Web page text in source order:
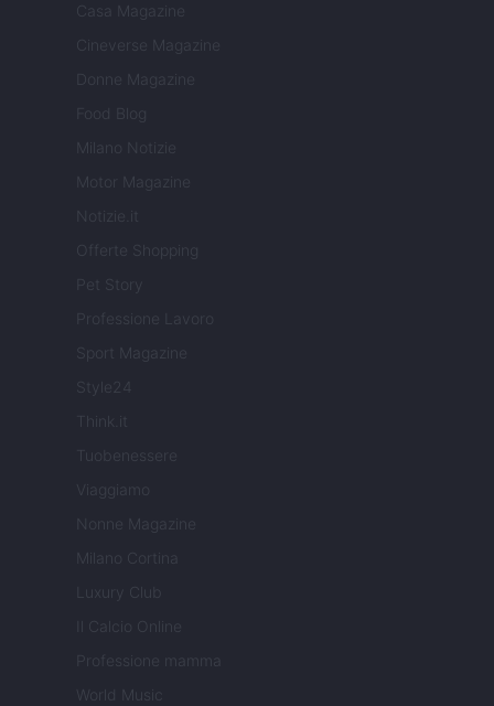
Casa Magazine
Cineverse Magazine
Donne Magazine
Food Blog
Milano Notizie
Motor Magazine
Notizie.it
Offerte Shopping
Professione Lavoro
Sport Magazine
Style24
Think.it
Tuobenessere
Viaggiamo
Nonne Magazine
Milano Cortina
Luxury Club
Il Calcio Online
Professione mamma
World Music